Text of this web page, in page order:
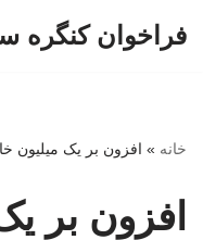
فراخوان کنگره
خانه » افزون بر یک میلیون
افزون بر